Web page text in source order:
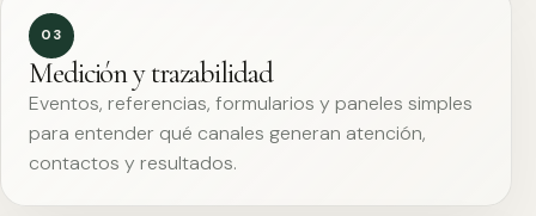
03
Medición y trazabilidad
Eventos, referencias, formularios y paneles simples
para entender qué canales generan atención,
contactos y resultados.